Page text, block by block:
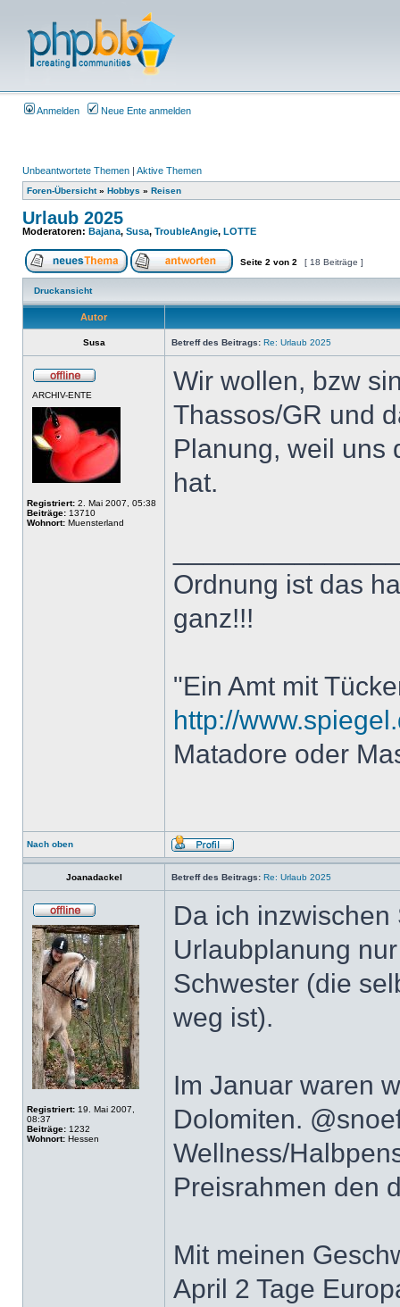
Anmelden Neue Ente anmelden
Unbeantwortete Themen | Aktive Themen
Foren-Übersicht» Hobbys » Reisen
Urlaub 2025
Moderatoren: Bajana, Susa, TroubleAngie, LOTTE
Seite 2 von 2 [ 18 Beiträge ]
Druckansicht
Autor
Susa Betreff des Beitrags: Re: Urlaub 2025
ARCHIV-ENTE
Registriert: 2. Mai 2007, 05:38
Beiträge: 13710
Wohnort: Muensterland
Wir wollen, bzw
Thassos/GR und
Planung, weil uns
hat.
Ordnung ist das
ganz!!!
"Ein Amt mit
http://
Matadore oder
Nach oben
Joanadackel Betreff des Beitrags: Re: Urlaub 2025
Registriert: 19. Mai 2007,
08:37
Beiträge: 1232
Wohnort: Hessen
Da ich
Urlaubplanung
Schwester (die
weg ist).
Im Januar waren
Dolomiten.
Wellness/
Preisrahmen den
Mit meinen
April 2 Tage